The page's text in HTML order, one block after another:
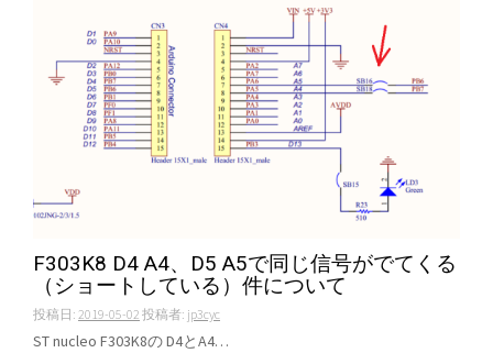
F303K8 D4 A4、D5 A5で同じ信号がでてくる
（ショートしている）件について
投稿日: 2019-05-02 投稿者: jp3cyc
ST nucleo F303K8の D4とA4…